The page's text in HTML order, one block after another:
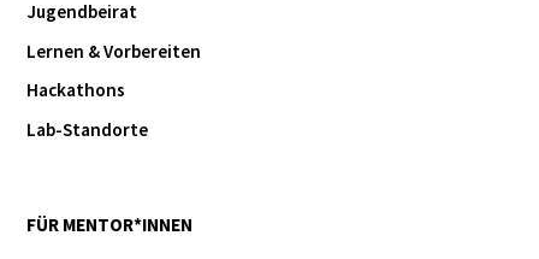
Jugendbeirat
Lernen & Vorbereiten
Hackathons
Lab-Standorte
FÜR MENTOR*INNEN